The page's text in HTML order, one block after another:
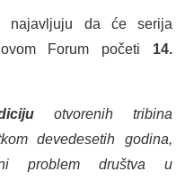
najavljuju da će serija
Forum početi 14.
otvorenih tribina
devedesetih godina,
problem društva u